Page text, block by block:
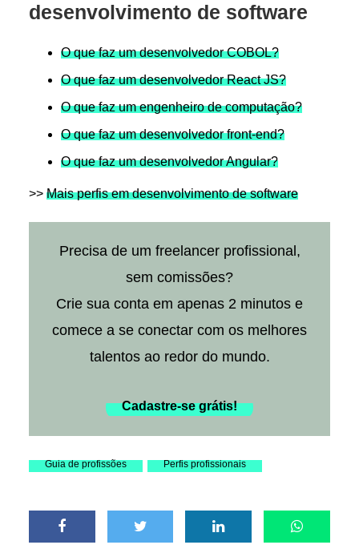
desenvolvimento de software
O que faz um desenvolvedor COBOL?
O que faz um desenvolvedor React JS?
O que faz um engenheiro de computação?
O que faz um desenvolvedor front-end?
O que faz um desenvolvedor Angular?
>> Mais perfis em desenvolvimento de software
Precisa de um freelancer profissional,
sem comissões?
Crie sua conta em apenas 2 minutos e
comece a se conectar com os melhores
talentos ao redor do mundo.
Cadastre-se grátis!
Guia de profissões Perfis profissionais